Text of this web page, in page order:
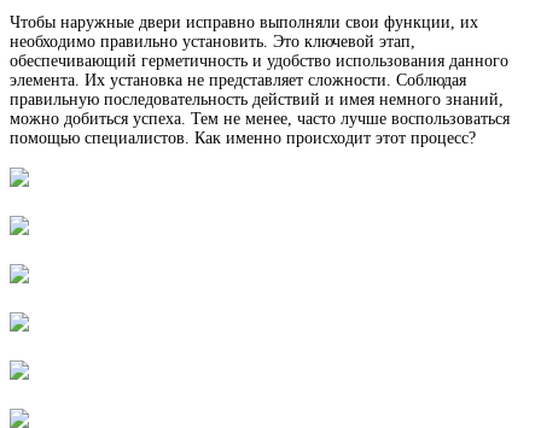
Чтобы наружные двери исправно выполняли свои функции, их
необходимо правильно установить. Это ключевой этап,
обеспечивающий герметичность и удобство использования данного
элемента. Их установка не представляет сложности. Соблюдая
правильную последовательность действий и имея немного знаний,
можно добиться успеха. Тем не менее, часто лучше воспользоваться
помощью специалистов. Как именно происходит этот процесс?